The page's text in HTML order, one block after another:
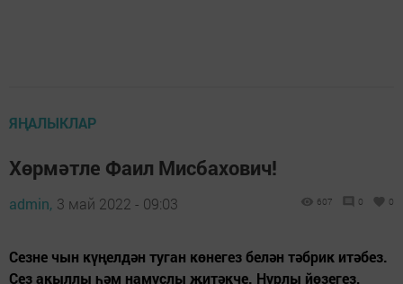
ЯҢАЛЫКЛАР
Хөрмәтле Фаил Мисбахович!
admin, 3 май 2022 - 09:03 607 0 0
Сезне чын күңелдән туган көнегез белән тәбрик итәбез.
Сез акыллы һәм намуслы җитәкче. Нурлы йөзегез,